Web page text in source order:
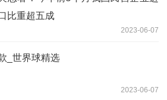
比重超五成
2023-06-07
_世界球精选
2023-06-07